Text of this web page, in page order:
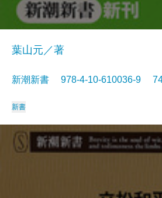
葉山元／著
新潮新書 978-4-10-610036-9
新書